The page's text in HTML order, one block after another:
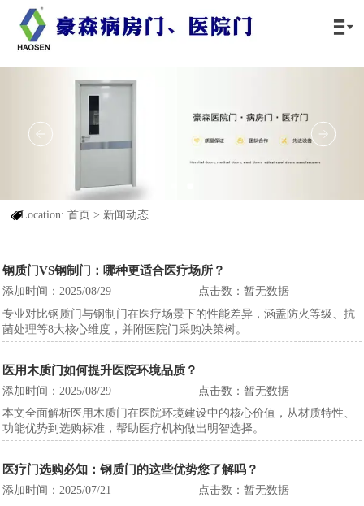

Location:首页 > 新闻动态
钢质门VS钢制门：哪种更适合医疗场所？
添加时间：2025/08/29
点击数：暂无数据
专业对比钢质门与钢制门在医疗场景下的性能差异，涵盖防火等级、抗
菌处理等8大核心维度，并附医院门采购决策树。
医用木质门如何提升医院环境品质？
添加时间：2025/08/29
点击数：暂无数据
本文全面解析医用木质门在医院环境建设中的核心价值，从材质特性、
功能优势到选购标准，帮助医疗机构做出明智选择。
医疗门选购必知：钢质门的这些优势您了解吗？
添加时间：2025/07/21
点击数：暂无数据